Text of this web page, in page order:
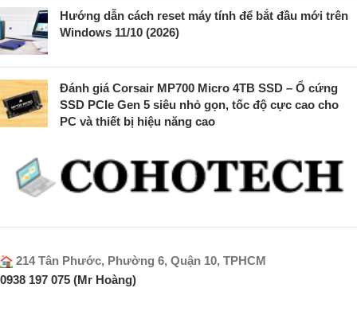
Hướng dẫn cách reset máy tính để bắt đầu mới trên
Windows 11/10 (2026)
Đánh giá Corsair MP700 Micro 4TB SSD – Ổ cứng
SSD PCIe Gen 5 siêu nhỏ gọn, tốc độ cực cao cho
PC và thiết bị hiệu năng cao
214 Tân Phước, Phường 6, Quận 10, TPHCM
0938 197 075 (Mr Hoàng)